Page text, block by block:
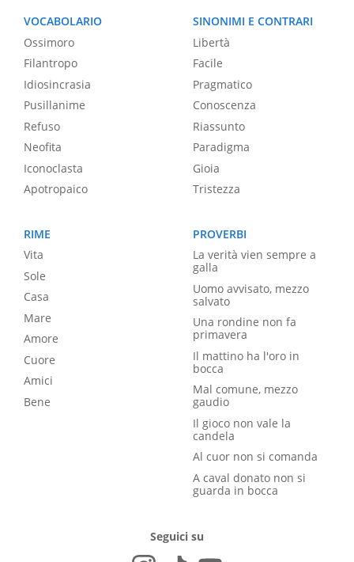
VOCABOLARIO
Ossimoro
Filantropo
Idiosincrasia
Pusillanime
Refuso
Neofita
Iconoclasta
Apotropaico
SINONIMI E CONTRARI
Libertà
Facile
Pragmatico
Conoscenza
Riassunto
Paradigma
Gioia
Tristezza
RIME
Vita
Sole
Casa
Mare
Amore
Cuore
Amici
Bene
PROVERBI
La verità vien sempre a
galla
Uomo avvisato, mezzo
salvato
Una rondine non fa
primavera
Il mattino ha l'oro in
bocca
Mal comune, mezzo
gaudio
Il gioco non vale la
candela
Al cuor non si comanda
A caval donato non si
guarda in bocca
Seguici su